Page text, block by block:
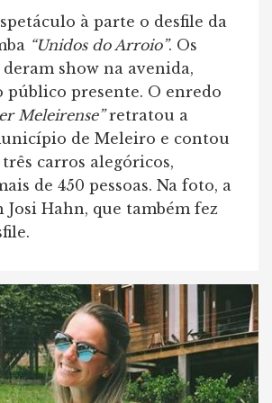
à parte o desfile da
“Unidos do Arroio”. Os
show na avenida,
público presente. O enredo
Meleirense”retratou a
de Meleiro e contou
três carros alegóricos,
de 450 pessoas. Na foto, a
Hahn, que também fez